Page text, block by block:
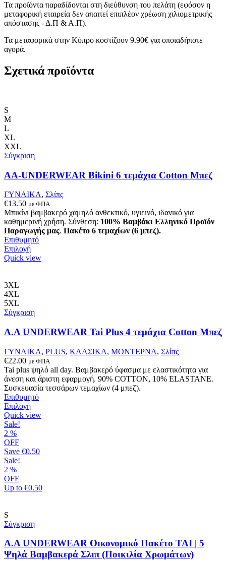
Τα προϊόντα παραδίδονται στη διεύθυνση του πελάτη (εφόσον η
μεταφορική εταιρεία δεν απαιτεί επιπλέον χρέωση χιλιομετρικής
απόστασης - Δ.Π & Α.Π).
Τα μεταφορικά στην Κύπρο κοστίζουν 9.90€ για οποιαδήποτε
αγορά.
Σχετικά προϊόντα
S
M
L
XL
XXL
Σύγκριση
AA-UNDERWEAR Bikini 6 τεμάχια Cotton Μπεζ
ΓΥΝΑΙΚΑ, Σλίπς
€13.50 με ΦΠΑ
Μπικίνι βαμβακερό χαμηλό ανθεκτικό, υγιεινό, ιδανικό για
καθημερινή χρήση. Σύνθεση: 100% Βαμβάκι Ελληνικό Προϊόν
Παραγωγής μας. Πακέτο 6 τεμαχίων (6 μπεζ).
Επιθυμητό
ΕπιλογήΑυτό
το
επιλογές
να
επιλεγούν
στη
σελίδα
του
προϊόντος
Quick view
3XL
4XL
5XL
Σύγκριση
Α.A UNDERWEAR Tai Plus 4 τεμάχια Cotton Μπεζ
ΓΥΝΑΙΚΑ, PLUS, ΚΛΑΣΙΚΑ, ΜΟΝΤΕΡΝΑ, Σλίπς
€22.00 με ΦΠΑ
Tai plus ψηλό all day. Βαμβακερό ύφασμα με ελαστικότητα για
άνεση και άριστη εφαρμογή. 90% COTTON, 10% ELASTANΕ.
Συσκευασία τεσσάρων τεμαχίων (4 μπεζ).
Επιθυμητό
ΕπιλογήΑυτό
το
παραλλαγές.
να
του
Quick view
Sale!
2 %
OFF
Save €0.50
Sale!
2 %
OFF
Up to €0.50
S
Σύγκριση
A.A UNDERWEAR Οικονομικό Πακέτο TAI | 5
Ψηλά Βαμβακερά Σλιπ (Ποικιλία Χρωμάτων)